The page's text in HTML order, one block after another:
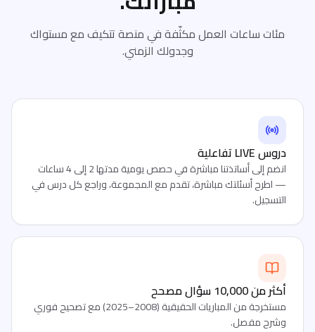
مئات ساعات العمل مكثّفة في منصة تتكيف مع مستواك
وجدولك الزمني.
دروس LIVE تفاعلية
انضم إلى أساتذتنا مباشرة في حصص يومية مدتها 2 إلى 4 ساعات
— اطرح أسئلتك مباشرة، تقدم مع المجموعة، وراجع كل درس في
التسجيل.
أكثر من 10,000 سؤال مصحح
مستخرجة من المباريات الحقيقية (2008–2025) مع تصحيح فوري
وشرح مفصل.